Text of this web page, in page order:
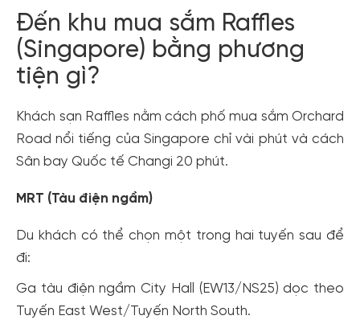
Đến khu mua sắm Raffles
(Singapore) bằng phương
tiện gì?
Khách sạn Raffles nằm cách phố mua sắm Orchard
Road nổi tiếng của Singapore chỉ vài phút và cách
Sân bay Quốc tế Changi 20 phút.
MRT (Tàu điện ngầm)
Du khách có thể chọn một trong hai tuyến sau để
đi:
Ga tàu điện ngầm City Hall (EW13/NS25) dọc theo
Tuyến East West/Tuyến North South.